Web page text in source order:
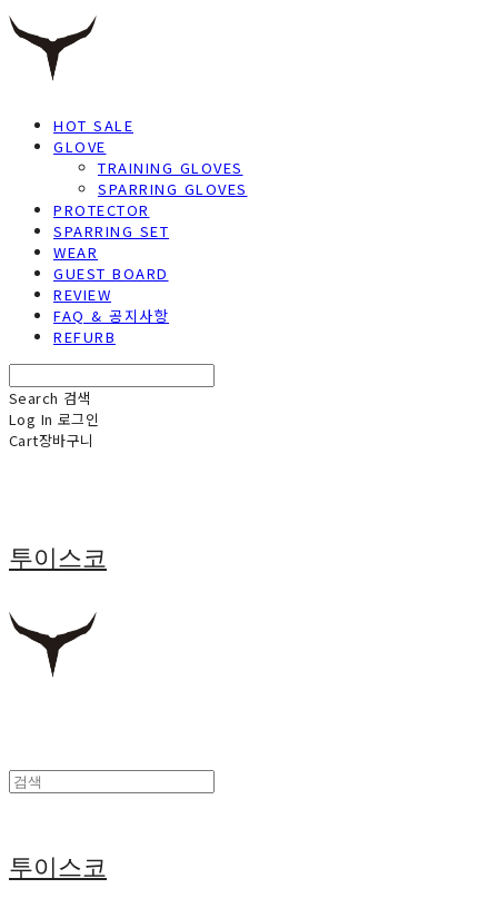
HOT SALE
GLOVE
TRAINING GLOVES
SPARRING GLOVES
PROTECTOR
SPARRING SET
WEAR
GUEST BOARD
REVIEW
FAQ & 공지사항
REFURB
Search 검색
Log In 로그인
Cart장바구니
투이스코
투이스코